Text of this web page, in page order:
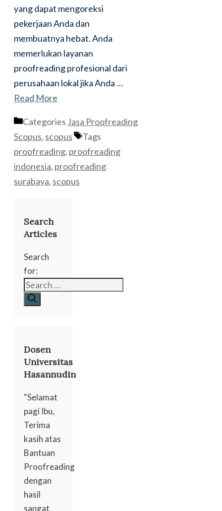
yang dapat mengoreksi
pekerjaan Anda dan
membuatnya hebat. Anda
memerlukan layanan
proofreading profesional dari
perusahaan lokal jika Anda …
Read More
Categories Jasa Proofreading
Scopus, scopus
Tags
proofreading, proofreading
indonesia, proofreading
surabaya, scopus
Search
Articles
Search
for:
Dosen
Universitas
Hasannudin
“Selamat
pagi Ibu,
Terima
kasih atas
Bantuan
Proofreading
dengan
hasil
sangat